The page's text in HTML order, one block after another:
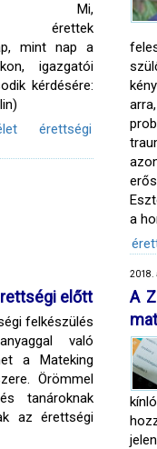
Mi,
érettek
mint nap a
igazgatói
kérdésére:
érettségi
a
előtt
felkészülés
való
a Mateking
Örömmel
tanároknak
az érettségi
2018.
A